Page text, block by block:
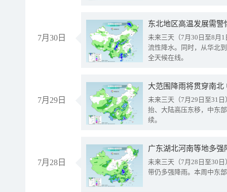
7月30日
东北地区高温发展需
未来三天（7月30日至8月
流性降水。同时，从华北
全天候在线。
7月29日
大范围降雨将贯穿南
未来三天（7月29日至31
抬、大陆高压东移，中东
续。
7月28日
广东湖北河南等地多
未来三天（7月28日至30
带仍多强降雨。本周中东